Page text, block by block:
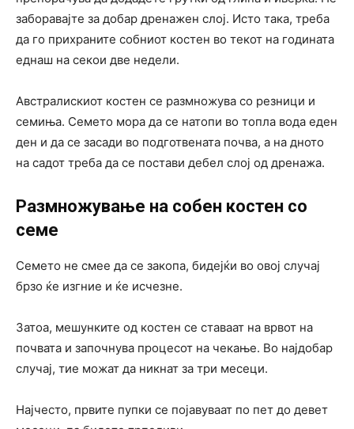
заборавајте за добар дренажен слој. Исто така, треба
да го прихраните собниот костен во текот на годината
еднаш на секои две недели.
Австралискиот костен се размножува со резници и
семиња. Семето мора да се натопи во топла вода еден
ден и да се засади во подготвената почва, а на дното
на садот треба да се постави дебел слој од дренажа.
Размножување на собен костен со
семе
Семето не смее да се закопа, бидејќи во овој случај
брзо ќе изгние и ќе исчезне.
Затоа, мешунките од костен се ставаат на врвот на
почвата и започнува процесот на чекање. Во најдобар
случај, тие можат да никнат за три месеци.
Најчесто, првите пупки се појавуваат по пет до девет